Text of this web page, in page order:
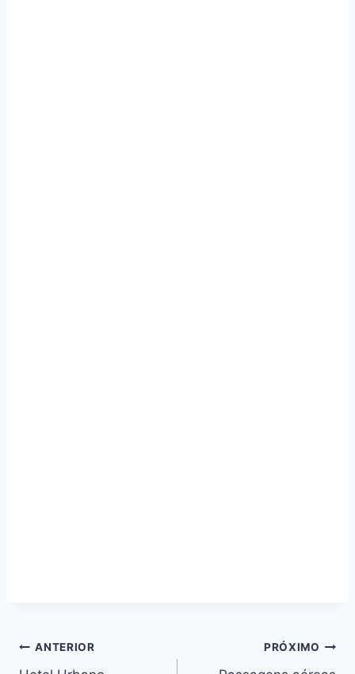
Navegação
ANTERIOR PRÓXIMO